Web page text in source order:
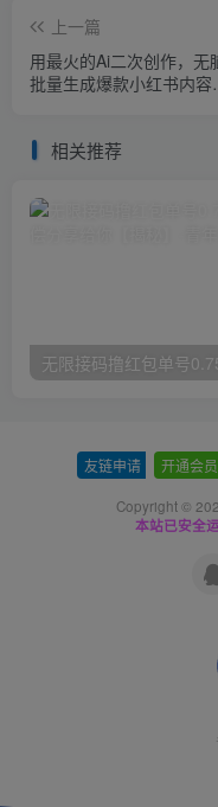
上一篇
用最火的Ai二次创作，无
批量生成爆款小红书内容
相关推荐
友链申请 开通会员
Copyright ©
本站已安全